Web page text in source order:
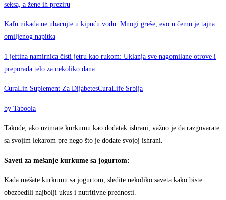
seksa, a žene ih preziru
Kafu nikada ne ubacujte u kipuću vodu: Mnogi greše, evo u čemu je tajna
omiljenog napitka
1 jeftina namirnica čisti jetru kao rukom: Uklanja sve nagomilane otrove i
preporađa telo za nekoliko dana
CuraLin Suplement Za DijabetesCuraLife Srbija
by Taboola
Takođe, ako uzimate kurkumu kao dodatak ishrani, važno je da razgovarate
sa svojim lekarom pre nego što je dodate svojoj ishrani.
Saveti za mešanje kurkume sa jogurtom:
Kada mešate kurkumu sa jogurtom, sledite nekoliko saveta kako biste
obezbedili najbolji ukus i nutritivne prednosti.